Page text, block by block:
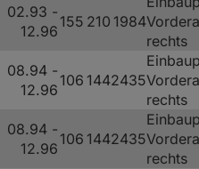
02.93 -
12.96
155 210 1984
rechts
08.94 -
12.96
106 1442435
rechts
08.94 -
12.96
106 1442435
rechts